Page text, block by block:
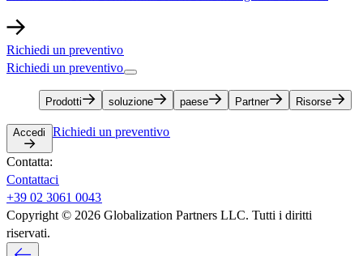
Richiedi un preventivo​​
Richiedi un preventivo​​
Prodotti​​ soluzione​​ paese​​ Partner​​ Risorse​​
Accedi​​ Richiedi un preventivo​​
Contatta:​​
Contattaci​​
+39 02 3061 0043​​
Copyright © 2026 Globalization Partners LLC. Tutti i diritti
riservati.​​